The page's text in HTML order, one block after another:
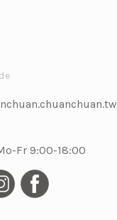
Fr 9:00-18:00